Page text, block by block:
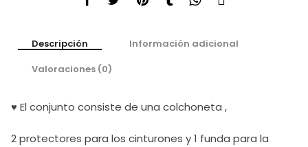
Descripción
Información adicional
Valoraciones (0)
♥ El conjunto consiste de una colchoneta ,
2 protectores para los cinturones y 1 funda para la